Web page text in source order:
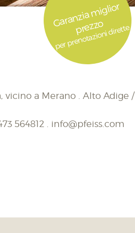
vicino a Merano . Alto Adige /
564812
info@pfeiss.com
G
ar
a
n
zi
a
mi
gli
or
pr
e
z
z
o
per prenotazioni dirette